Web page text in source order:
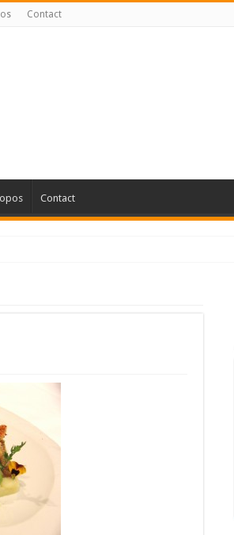
Contact
Contact